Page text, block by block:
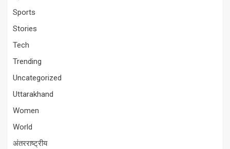
Sports
Stories
Tech
Trending
Uncategorized
Uttarakhand
Women
World
अंतरराष्ट्रीय